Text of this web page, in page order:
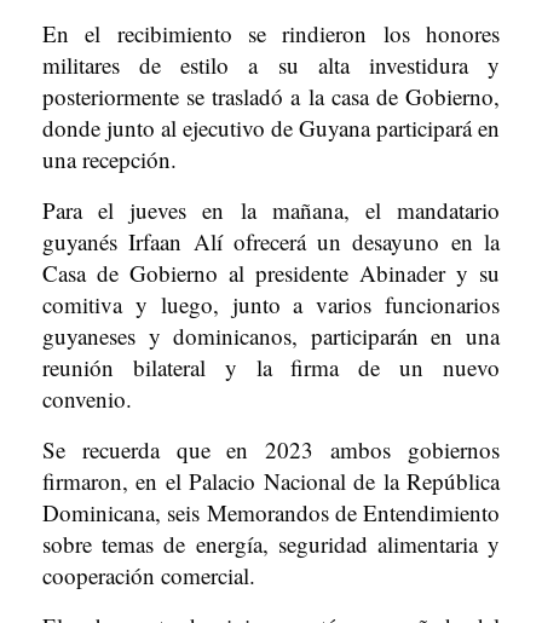
En el recibimiento se rindieron los honores
militares de estilo a su alta investidura y
posteriormente se trasladó a la casa de Gobierno,
donde junto al ejecutivo de Guyana participará en
una recepción.
Para el jueves en la mañana, el mandatario
guyanés Irfaan Alí ofrecerá un desayuno en la
Casa de Gobierno al presidente Abinader y su
comitiva y luego, junto a varios funcionarios
guyaneses y dominicanos, participarán en una
reunión bilateral y la firma de un nuevo
convenio.
Se recuerda que en 2023 ambos gobiernos
firmaron, en el Palacio Nacional de la República
Dominicana, seis Memorandos de Entendimiento
sobre temas de energía, seguridad alimentaria y
cooperación comercial.